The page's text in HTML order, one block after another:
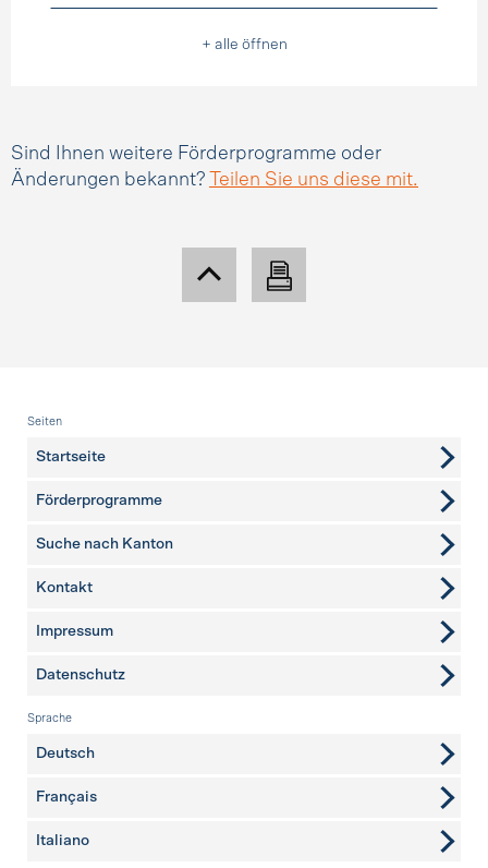
+ alle öffnen
Sind Ihnen weitere Förderprogramme oder
Änderungen bekannt?
Teilen Sie uns diese mit.
Fusszeile
Seiten
Startseite
Förderprogramme
Suche nach Kanton
weitere Seiten
Kontakt
Impressum
Datenschutz
Sprache
Deutsch
Français
Italiano